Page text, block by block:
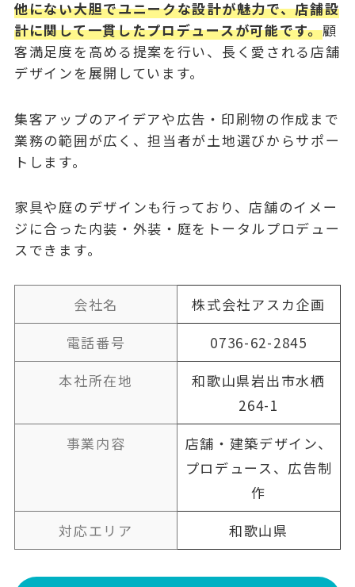
他にない大胆でユニークな設計が魅力で、店舗設
計に関して一貫したプロデュースが可能です。顧
客満足度を高める提案を行い、長く愛される店舗
デザインを展開しています。
集客アップのアイデアや広告・印刷物の作成まで
業務の範囲が広く、担当者が土地選びからサポー
トします。
家具や庭のデザインも行っており、店舗のイメー
ジに合った内装・外装・庭をトータルプロデュー
スできます。
会社名
株式会社アスカ企画
電話番号
0736-62-2845
本社所在地
和歌山県岩出市水栖
264-1
事業内容
店舗・建築デザイン、
プロデュース、広告制
作
対応エリア
和歌山県